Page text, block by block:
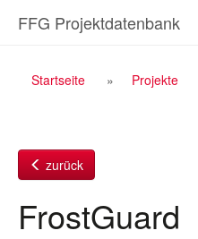
InhaltFFG Projektdatenbank
Breadcrumb
Startseite Projekte
zurück
FrostGuard